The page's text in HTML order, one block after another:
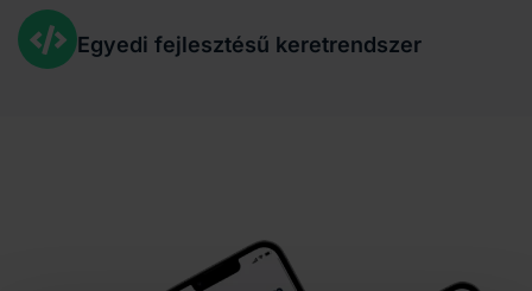
Egyedi fejlesztésű keretrendszer